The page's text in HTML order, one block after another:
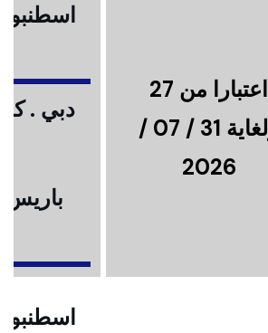
اعتبارا من 27
ولغاية 31 / 07 /
2026
دبي .
باريس